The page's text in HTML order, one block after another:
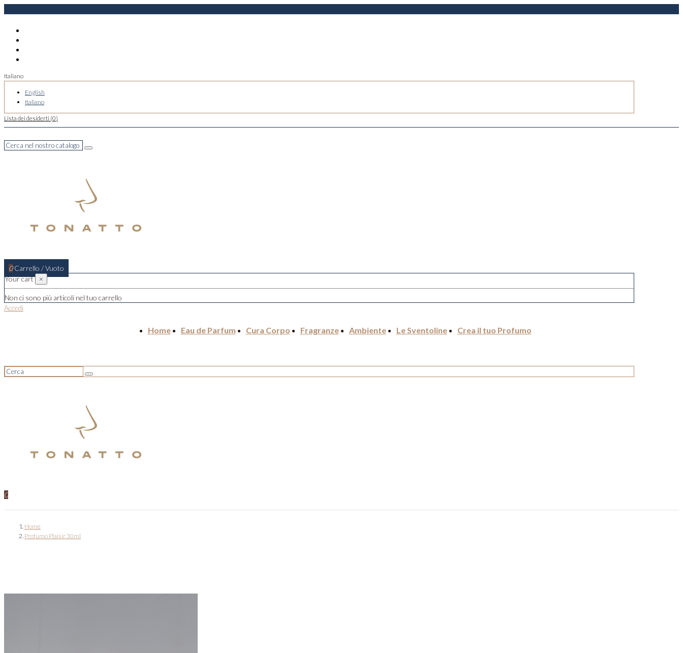
Italiano
English
Italiano
Lista dei desiderti (0)
0 Carrello /Vuoto
Your cart
×
Non ci sono più articoli nel tuo carrello
Accedi
Home Eau de Parfum Cura Corpo Fragranze Ambiente Le Sventoline Crea il tuo Profumo
0
Home
Profumo Plaisir 30ml